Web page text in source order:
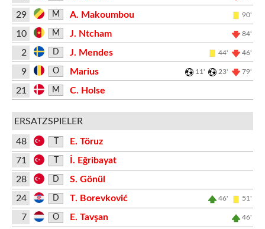
29 M A. Makoumbou 90'
10 M J. Ntcham 84'
2 D J. Mendes 44' 46'
9 O Marius 11' 23' 79'
21 M C. Holse
ERSATZSPIELER
48
E. Töruz
71
İ. Eğribayat
28
D
S. Gönül
24
D T. Borevković 46' 51'
7 O E. Tavşan 46'